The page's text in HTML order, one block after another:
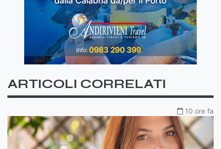
ARTICOLI CORRELATI
10 ore fa